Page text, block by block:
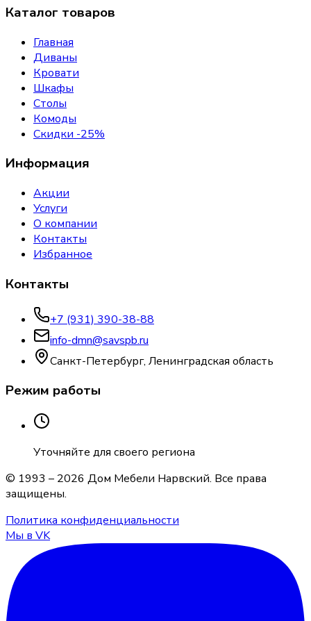
Каталог товаров
Главная
Диваны
Кровати
Шкафы
Столы
Комоды
Скидки -25%
Информация
Акции
Услуги
О компании
Контакты
Избранное
Контакты
+7 (931) 390-38-88
info-dmn@savspb.ru
Санкт-Петербург, Ленинградская область
Режим работы
Уточняйте для своего региона
© 1993 – 2026 Дом Мебели Нарвский. Все права
защищены.
Политика конфиденциальности
Мы в VK